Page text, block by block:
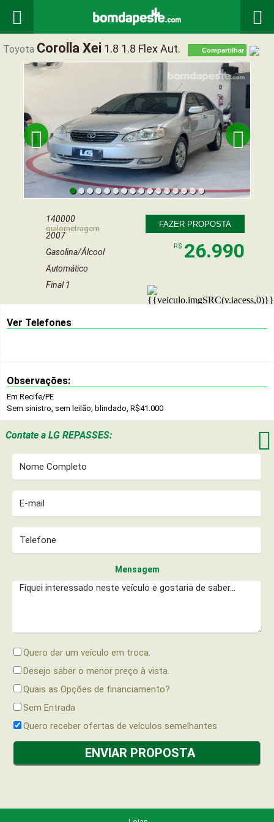
 
Toyota Corolla Xei 1.8 1.8 Flex Aut. Compartilhar
 
140000
quilometragem
2007
Gasolina/Álcool
Automático
Final 1
FAZER PROPOSTA
R$ 26.990
Ver Telefones
Observações:
Em Recife/PE
Sem sinistro, sem leilão, blindado, R$41.000
Contate a LG REPASSES: 
Mensagem
Quero dar um veículo em troca.
Desejo saber o menor preço à vista.
Quais as Opções de financiamento?
Sem Entrada
Quero receber ofertas de veículos semelhantes